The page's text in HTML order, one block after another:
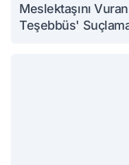
Meslektaşını
Teşebbüs'